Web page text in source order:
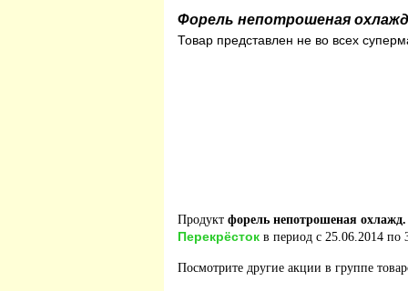
Форель непотрошеная
Товар представлен не во всех
Продукт форель непотрошеная охлажд.
Перекрёсток в период с 25.06.2014 по
Посмотрите другие акции в группе